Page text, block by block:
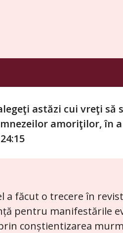
astăzi cui vreţi
amoriţilor, în
a făcut o trecere în
pentru manifestările
conștientizarea